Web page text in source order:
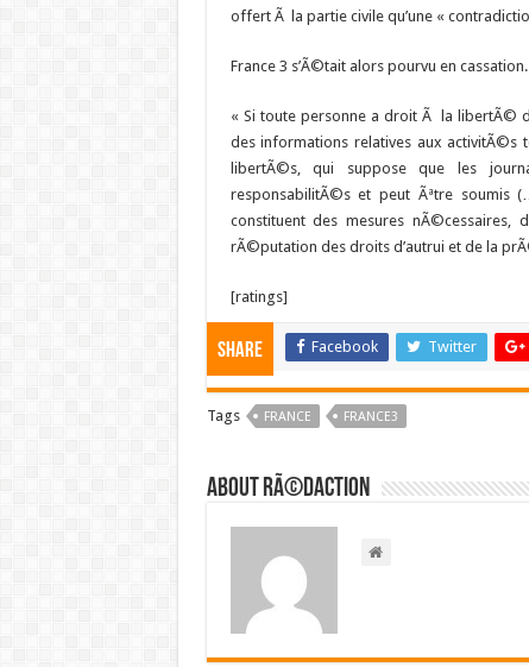
offert Ã la partie civile qu’une «
France 3 s’Ã©tait alors pourvu en
« Si toute personne a droit Ã la libertÃ©
des informations relatives aux activitÃ©s
libertÃ©s, qui suppose que les
responsabilitÃ©s et peut Ãªtre
constituent des mesures
rÃ©putation des droits d’autrui et de la
[ratings]
Share Facebook Twitter
Tags FRANCE FRANCE3
About RÃ©daction